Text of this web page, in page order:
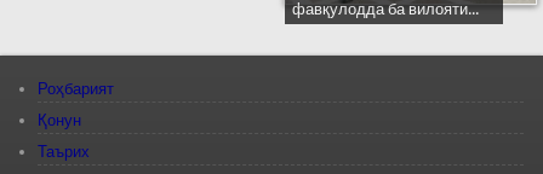
фавқулодда ба вилояти...
Роҳбарият
Қонун
Таърих